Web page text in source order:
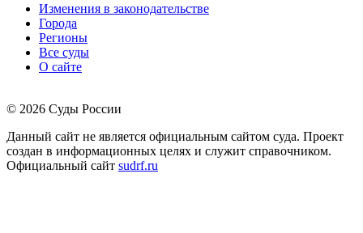
Изменения в законодательстве
Города
Регионы
Все суды
О сайте
© 2026 Суды России
Данный сайт не является официальным сайтом суда. Проект
создан в информационных целях и служит справочником.
Официальный сайт sudrf.ru